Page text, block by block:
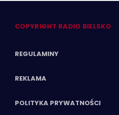
COPYRIGHT RADIO BIELSKO
REGULAMINY
REKLAMA
POLITYKA PRYWATNOŚCI